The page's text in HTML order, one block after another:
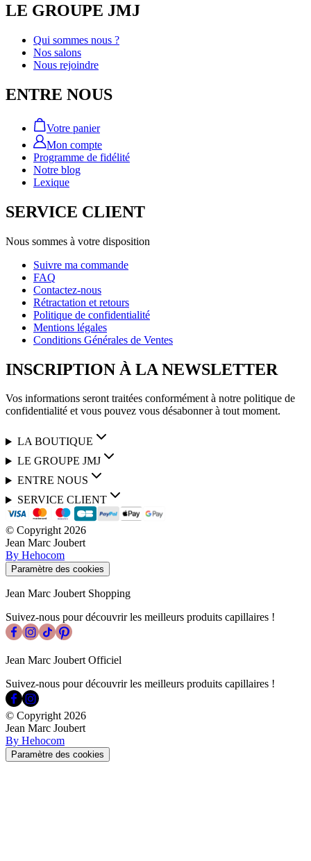
LE GROUPE JMJ
Qui sommes nous ?
Nos salons
Nous rejoindre
ENTRE NOUS
Votre panier
Mon compte
Programme de fidélité
Notre blog
Lexique
SERVICE CLIENT
Nous sommes à votre disposition
Suivre ma commande
FAQ
Contactez-nous
Rétractation et retours
Politique de confidentialité
Mentions légales
Conditions Générales de Ventes
INSCRIPTION À LA NEWSLETTER
Vos informations seront traitées conformément à notre politique de
confidentialité et vous pouvez vous désabonner à tout moment.
LA BOUTIQUE
LE GROUPE JMJ
ENTRE NOUS
SERVICE CLIENT
© Copyright2026
Jean Marc Joubert
By Hehocom
Paramètre des cookies
Jean Marc Joubert Shopping
Suivez-nous pour découvrir les meilleurs produits capillaires !
Jean Marc Joubert Officiel
Suivez-nous pour découvrir les meilleurs produits capillaires !
© Copyright2026
Jean Marc Joubert
By Hehocom
Paramètre des cookies